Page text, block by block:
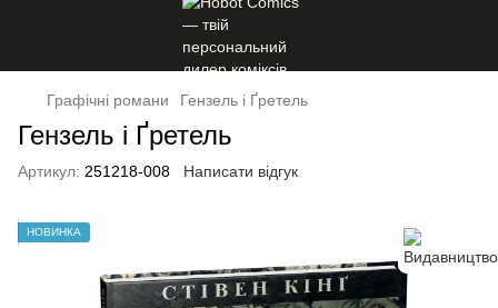
Графічні романи Гензель і Ґретель
Гензель і Ґретель
Артикул: 251218-008 Написати відгук
НОВИНКА